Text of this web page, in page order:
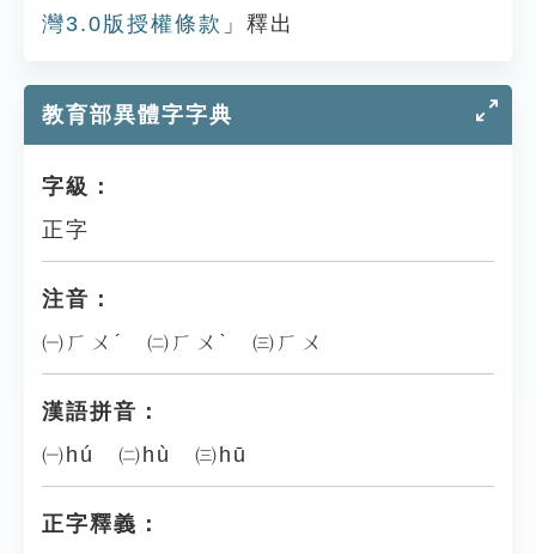
灣3.0版授權條款 」釋出
教育部異體字字典
字級：
正字
注音：
㈠ㄏㄨˊ ㈡ㄏㄨˋ ㈢ㄏㄨ
漢語拼音：
㈠hú ㈡hù ㈢hū
正字釋義：